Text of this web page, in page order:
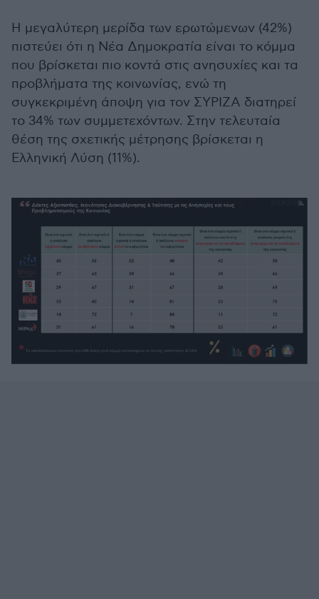
Η μεγαλύτερη μερίδα των ερωτώμενων (42%)
πιστεύει ότι η Νέα Δημοκρατία είναι το κόμμα
που βρίσκεται πιο κοντά στις ανησυχίες και τα
προβλήματα της κοινωνίας, ενώ τη
συγκεκριμένη άποψη για τον ΣΥΡΙΖΑ διατηρεί
το 34% των συμμετεχόντων. Στην τελευταία
θέση της σχετικής μέτρησης βρίσκεται η
Ελληνική Λύση (11%).